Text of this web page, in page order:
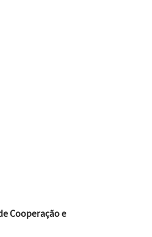
Cooperação e